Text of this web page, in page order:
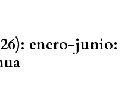
enero-junio: